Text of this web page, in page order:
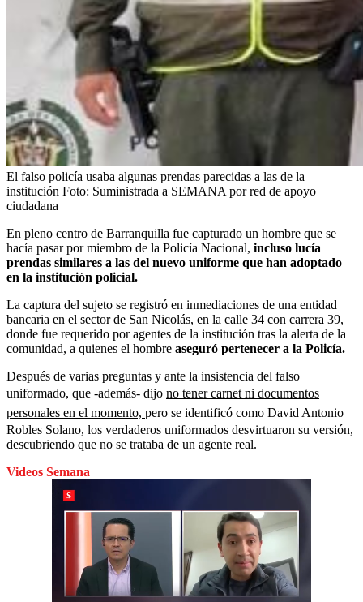
El falso policía usaba algunas prendas parecidas a las de la
institución Foto: Suministrada a SEMANA por red de apoyo
ciudadana
En pleno centro de Barranquilla fue capturado un hombre que se
hacía pasar por miembro de la Policía Nacional, incluso lucía
prendas similares a las del nuevo uniforme que han adoptado
en la institución policial.
La captura del sujeto se registró en inmediaciones de una entidad
bancaria en el sector de San Nicolás, en la calle 34 con carrera 39,
donde fue requerido por agentes de la institución tras la alerta de la
comunidad, a quienes el hombre aseguró pertenecer a la Policía.
Después de varias preguntas y ante la insistencia del falso
uniformado, que -además- dijo no tener carnet ni documentos
personales en el momento, pero se identificó como David Antonio
Robles Solano, los verdaderos uniformados desvirtuaron su versión,
descubriendo que no se trataba de un agente real.
Videos Semana